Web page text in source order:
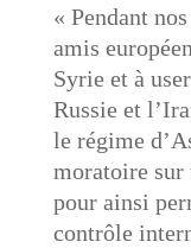
« Pendant
amis
Syrie et à
Russie et
le régime
moratoire sur
pour ainsi
contrôle